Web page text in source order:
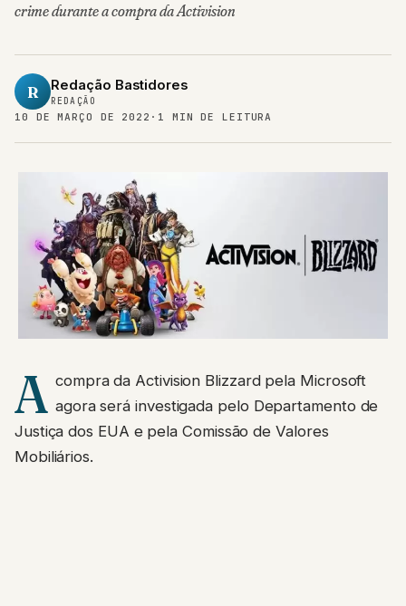
crime durante a compra da Activision
R Redação Bastidores
REDAÇÃO
10 DE MARÇO DE 2022 · 1 MIN DE LEITURA
A compra da Activision Blizzard pela Microsoft
agora será investigada pelo Departamento de
Justiça dos EUA e pela Comissão de Valores
Mobiliários.